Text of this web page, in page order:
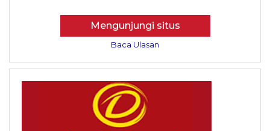
Mengunjungi situs
Baca Ulasan